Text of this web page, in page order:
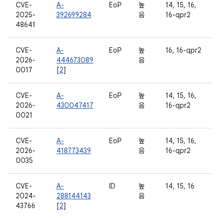
CVE-
2025-
48641
A-
392699284
EoP
높
음
14, 15, 16,
16-qpr2
CVE-
2026-
0017
A-
444673089
[2]
EoP
높
음
16, 16-qpr2
CVE-
2026-
0021
A-
430047417
EoP
높
음
14, 15, 16,
16-qpr2
CVE-
2026-
0035
A-
418773439
EoP
높
음
14, 15, 16,
16-qpr2
CVE-
2024-
43766
A-
288144143
[2]
ID
높
음
14, 15, 16